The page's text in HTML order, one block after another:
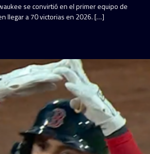
se convirtió en el primer equipo de
llegar a 70 victorias en 2026. […]